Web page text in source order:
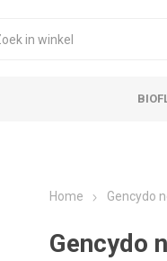
Home Gencydo
Gencydo